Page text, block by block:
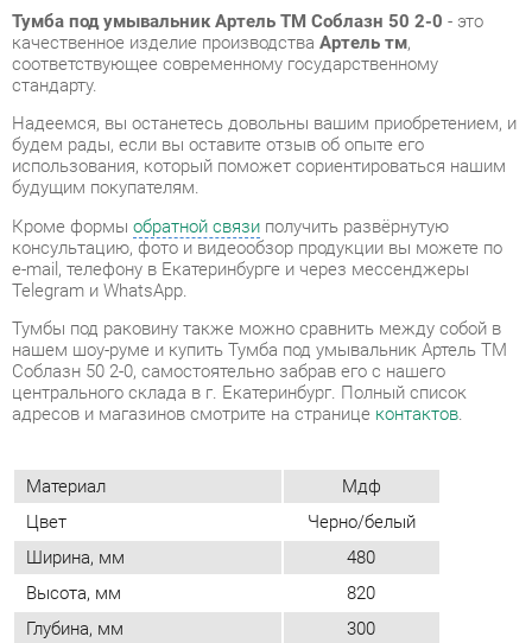
будем рады, если вы оставите отзыв об опыте его
использования, который поможет сориентироваться нашим
будущим покупателям.
консультацию, фото и видеообзор продукции вы можете по
e-mail, телефону в Екатеринбурге и через мессенджеры
Telegram и WhatsApp.
Тумбы под раковину также можно сравнить между собой в
нашем шоу-руме и купить Тумба под умывальник Артель ТМ
Соблазн 50 2-0, самостоятельно забрав его с нашего
центрального склада в г. Екатеринбург. Полный список
адресов и магазинов смотрите на странице
контактов
Материал
Мдф
Цвет
Черно/белый
Ширина, мм
480
Глубина, мм
300
Форма (тумбы и комоды)
Прямоугольные
Наличие колес
Нет
Объем упаковок, м3
0.118
Применение (тумбы/комоды)
Для мойки